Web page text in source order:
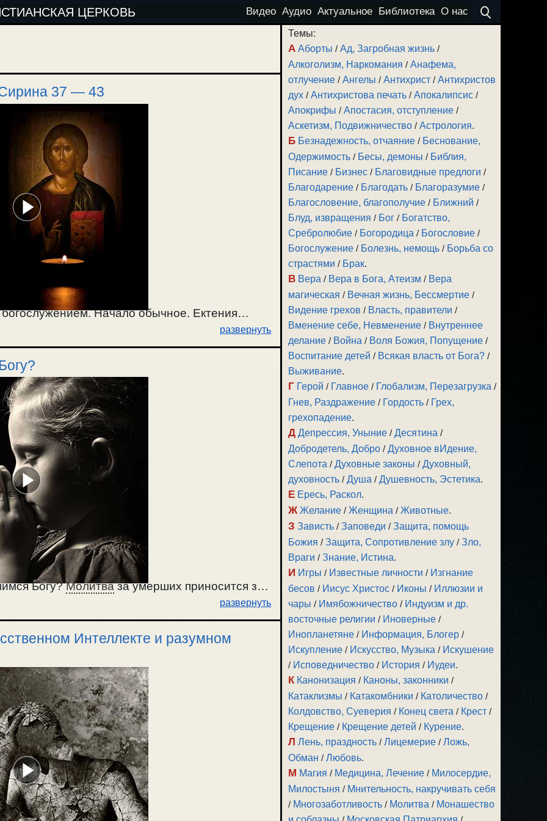
ЦЕРКОВЬ Видео Аудио Актуальное Библиотека О нас
37 — 43
Начало обычное. Ектения
Ефрема Сирина 36 — 43. Ектения Малая.
15 (неделя 21-я по 50-це). Ектении Сугубая и
развернуть
Богу?Молитваза умерших приносится за
ада, до Страшного суда. / 5.11.2022г.
развернуть
Интеллекте и разумном
Темы:
А Аборты /Ад, Загробная жизнь /
Алкоголизм, Наркомания /Анафема,
отлучение /Ангелы /Антихрист /Антихристов
дух /Антихристова печать /Апокалипсис /
Апокрифы /Апостасия, отступление /
Аскетизм, Подвижничество /Астрология.
Б Безнадежность, отчаяние / Беснование,
Одержимость / Бесы, демоны / Библия,
Писание / Бизнес / Благовидные предлоги /
Благодарение / Благодать / Благоразумие /
Благословение, благополучие / Ближний /
Блуд, извращения / Бог / Богатство,
Сребролюбие / Богородица / Богословие /
Богослужение / Болезнь, немощь / Борьба со
страстями / Брак.
В Вера / Вера в Бога, Атеизм / Вера
магическая / Вечная жизнь, Бессмертие /
Видение грехов / Власть, правители /
Вменение себе, Невменение / Внутреннее
делание / Война / Воля Божия, Попущение /
Воспитание детей / Всякая власть от Бога? /
Выживание.
Г Герой / Главное / Глобализм, Перезагрузка /
Гнев, Раздражение / Гордость / Грех,
грехопадение.
Д Депрессия, Уныние /Десятина /
Добродетель, Добро /Духовное вИдение,
Слепота /Духовные законы /Духовный,
духовность /Душа /Душевность, Эстетика.
Е Ересь, Раскол.
Ж Желание /Женщина /Животные.
З Зависть /Заповеди /Защита, помощь
Божия /Защита, Сопротивление злу /Зло,
Враги /Знание, Истина.
И Игры / Известные личности / Изгнание
бесов / Иисус Христос / Иконы / Иллюзии и
чары / Имябожничество / Индуизм и др.
восточные религии / Иноверные /
Инопланетяне / Информация, Блогер /
Искупление / Искусство, Музыка / Искушение
/ Исповедничество / История / Иудеи.
К Канонизация / Каноны, законники /
Катаклизмы / Катакомбники / Католичество /
Колдовство, Суеверия / Конец света / Крест /
Крещение / Крещение детей / Курение.
Л Лень, праздность /Лицемерие /Ложь,
Обман /Любовь.
М Магия / Медицина, Лечение / Милосердие,
Милостыня / Мнительность, накручивать себя
/ Многозаботливость / Молитва / Монашество